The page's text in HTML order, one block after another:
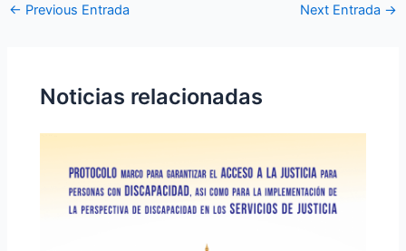
← Previous Entrada Next Entrada →
Noticias relacionadas